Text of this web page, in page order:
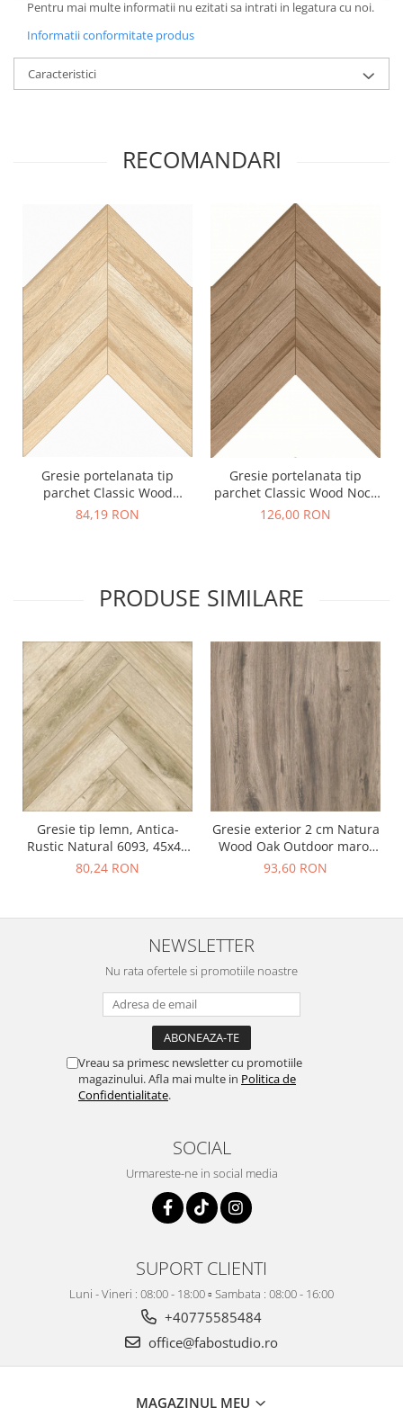
Pentru mai multe informatii nu ezitati sa intrati in legatura cu noi.
Informatii conformitate produs
Caracteristici
RECOMANDARI
Gresie portelanata tip
parchet Classic Wood
Almond 943302, 40x60 cm,
84,19 RON
Gresie portelanata tip
parchet Classic Wood Noce
943301, 40x60 cm, maro
126,00 RON
PRODUSE SIMILARE
Gresie tip lemn, Antica-
Rustic Natural 6093, 45x45
cm, portelanata, bej, finisaj
80,24 RON
Gresie exterior 2 cm Natura
Wood Oak Outdoor maro,
0.73mp/cut
93,60 RON
NEWSLETTER
Nu rata ofertele si promotiile noastre
Vreau sa primesc newsletter cu promotiile
magazinului. Afla mai multe in Politica de
Confidentialitate.
SOCIAL
Urmareste-ne in social media
SUPORT CLIENTI
Luni - Vineri : 08:00 - 18:00 ▫️ Sambata : 08:00 - 16:00
+40775585484
office@fabostudio.ro
MAGAZINUL MEU